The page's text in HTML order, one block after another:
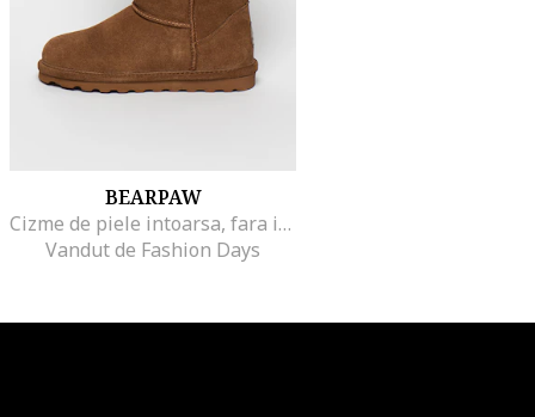
BEARPAW
Cizme de piele intoarsa, fara inchidere Elle
Vandut de Fashion Days